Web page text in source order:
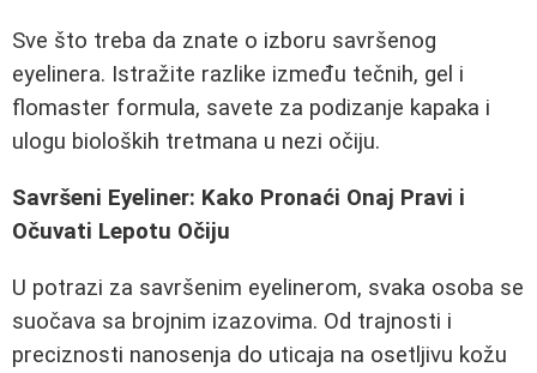
Sve što treba da znate o izboru savršenog
eyelinera. Istražite razlike između tečnih, gel i
flomaster formula, savete za podizanje kapaka i
ulogu bioloških tretmana u nezi očiju.
Savršeni Eyeliner: Kako Pronaći Onaj Pravi i
Očuvati Lepotu Očiju
U potrazi za savršenim eyelinerom, svaka osoba se
suočava sa brojnim izazovima. Od trajnosti i
preciznosti nanosenja do uticaja na osetljivu kožu